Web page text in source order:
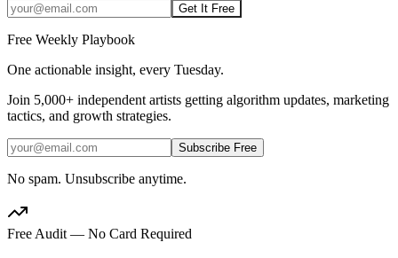
Get It Free
Free Weekly Playbook
One actionable insight, every Tuesday.
Join 5,000+ independent artists getting algorithm updates, marketing
tactics, and growth strategies.
Subscribe Free
No spam. Unsubscribe anytime.
Free Audit — No Card Required